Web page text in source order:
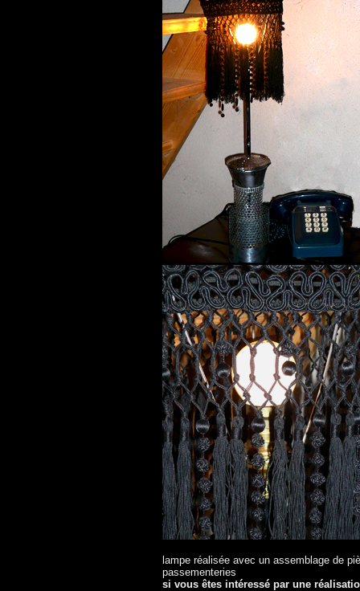
lampe réalisée avec un assemblage de
passementeries
si vous êtes intéressé par une